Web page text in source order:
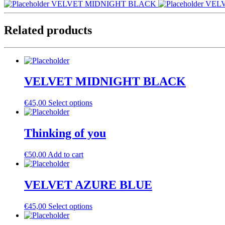
VELVET MIDNIGHT BLACK
Related products
VELVET MIDNIGHT BLACK
€45,00 Select options
Thinking of you
€50,00 Add to cart
VELVET AZURE BLUE
€45,00 Select options